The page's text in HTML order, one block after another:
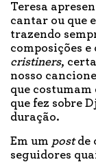
Teresa
cantar ou que
trazendo
composições e
cristiners,
nosso
que
que fez sobre
duração.
Em um postde
seguidores